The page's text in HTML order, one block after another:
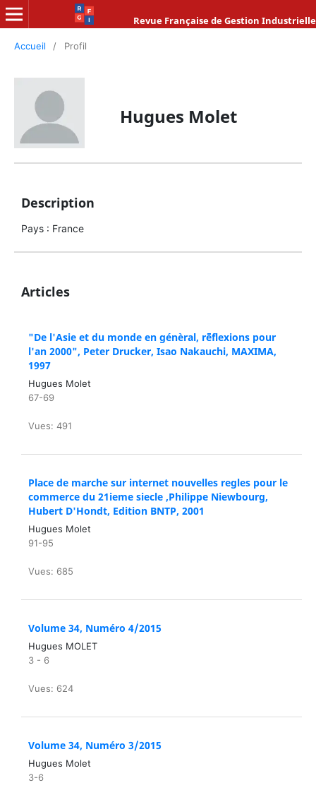
Revue Française de Gestion Industrielle
Accueil / Profil
Hugues Molet
Description
Pays : France
Articles
"De l'Asie et du monde en génèral, r¨¨¨¨¨¨¨¨¨¨¨¨¨éflexions pour
l'an 2000", Peter Drucker, Isao Nakauchi, MAXIMA,
1997
Hugues Molet
67-69
Vues: 491
Place de marche sur internet nouvelles regles pour le
commerce du 21ieme siecle ,Philippe Niewbourg,
Hubert D'Hondt, Edition BNTP, 2001
Hugues Molet
91-95
Vues: 685
Volume 34, Numéro 4/2015
Hugues MOLET
3 - 6
Vues: 624
Volume 34, Numéro 3/2015
Hugues Molet
3-6